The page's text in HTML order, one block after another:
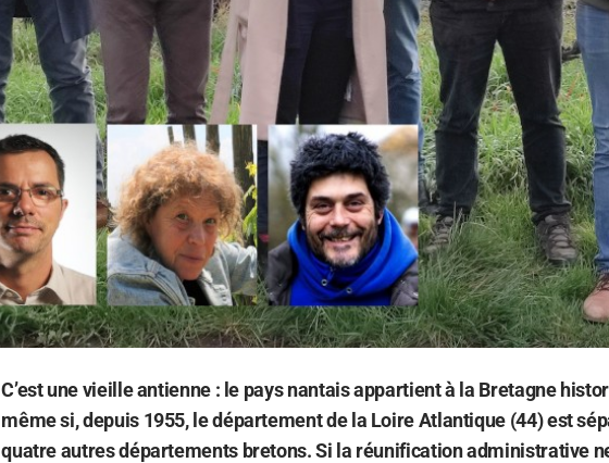
C’est une vieille antienne : le pays nantais appartient à la Bretagne
même si, depuis 1955, le département de la Loire Atlantique (44) est
quatre autres départements bretons. Si la réunification administrative